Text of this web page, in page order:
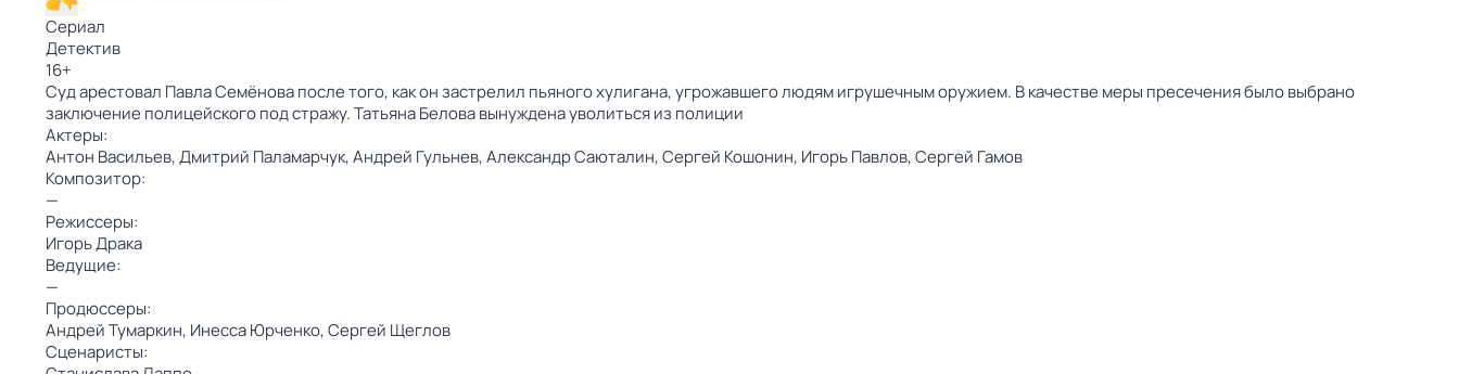
Сериал
Детектив
16+
Суд арестовал Павла Семёнова после того, как он застрелил пьяного хулигана, угрожавшего людям игрушечным оружием. В качестве меры пресечения было выбрано
заключение полицейского под стражу. Татьяна Белова вынуждена уволиться из полиции
Актеры:
Антон Васильев,Дмитрий Паламарчук,Андрей Гульнев,Александр Саюталин,Сергей Кошонин, Игорь Павлов,Сергей Гамов
Композитор:
—
Режиссеры:
Игорь Драка
Ведущие:
—
Продюссеры:
Андрей Тумаркин, Инесса Юрченко,Сергей Щеглов
Сценаристы: